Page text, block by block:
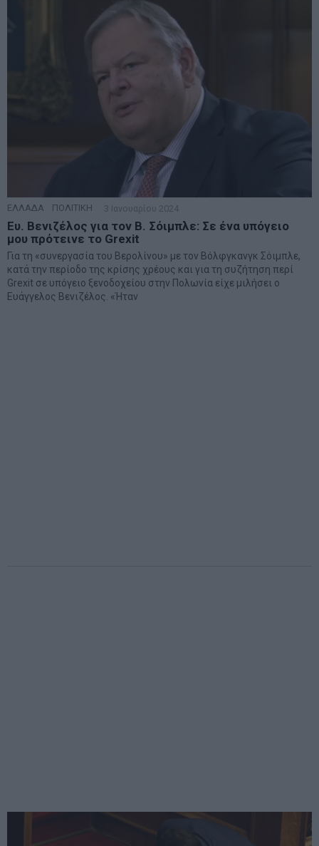
ΕΛΛΑΔΑ ΠΟΛΙΤΙΚΗ 3 Ιανουαρίου 2024
Ευ. Βενιζέλος για τον Β. Σόιμπλε: Σε ένα υπόγειο
μου πρότεινε το Grexit
Για τη «συνεργασία του Βερολίνου» με τον Βόλφγκανγκ Σόιμπλε,
κατά την περίοδο της κρίσης χρέους και για τη συζήτηση περί
Grexit σε υπόγειο ξενοδοχείου στην Πολωνία είχε μιλήσει ο
Ευάγγελος Βενιζέλος. «Ήταν